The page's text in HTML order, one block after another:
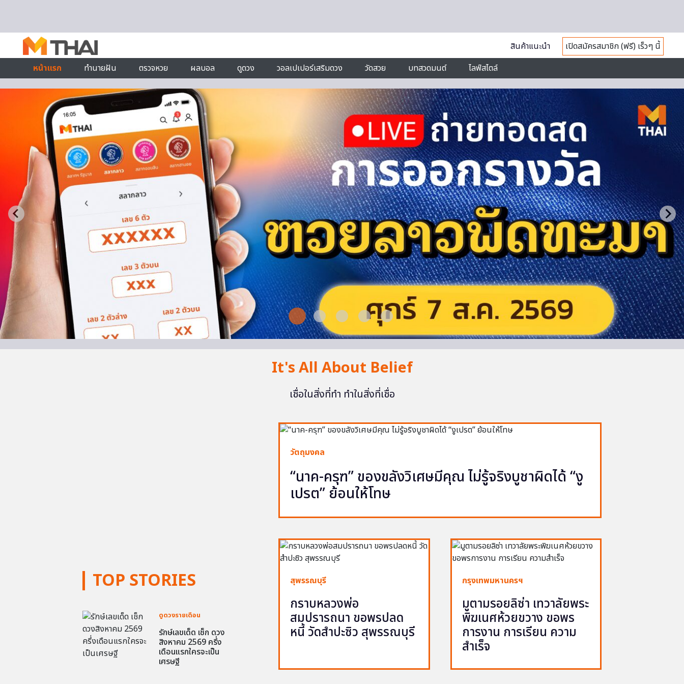
สินค้าแนะนำ
เปิดสมัครสมาชิก (ฟรี) เร็วๆ นี้
หน้าแรก
ทำนายฝัน ตรวจหวย ผลบอล ดูดวง วอลเปเปอร์เสริมดวง วัดสวย บทสวดมนต์ ไลฟ์สไตล์
It's All About Belief
เชื่อในสิ่งที่ทำ ทำในสิ่งที่เชื่อ
TOP STORIES
ดูดวงรายเดือน
รักษ์เลขเด็ด เช็ก ดวง
สิงหาคม 2569 ครึ่ง
เดือนแรกใครจะเป็น
เศรษฐี
วัตถุมงคล
“นาค-ครุฑ” ของขลังวิเศษมีคุณ ไม่รู้จริงบูชาผิดได้ “งู
เปรต” ย้อนให้โทษ
สุพรรณบุรี
กราบหลวงพ่อ
สมปรารถนา ขอพรปลด
หนี้ วัดสำปะซิว สุพรรณบุรี
กรุงเทพมหานครฯ
มูตามรอยลิซ่า เทวาลัยพระ
พิฆเนศห้วยขวาง ขอพร
การงาน การเรียน ความ
สำเร็จ